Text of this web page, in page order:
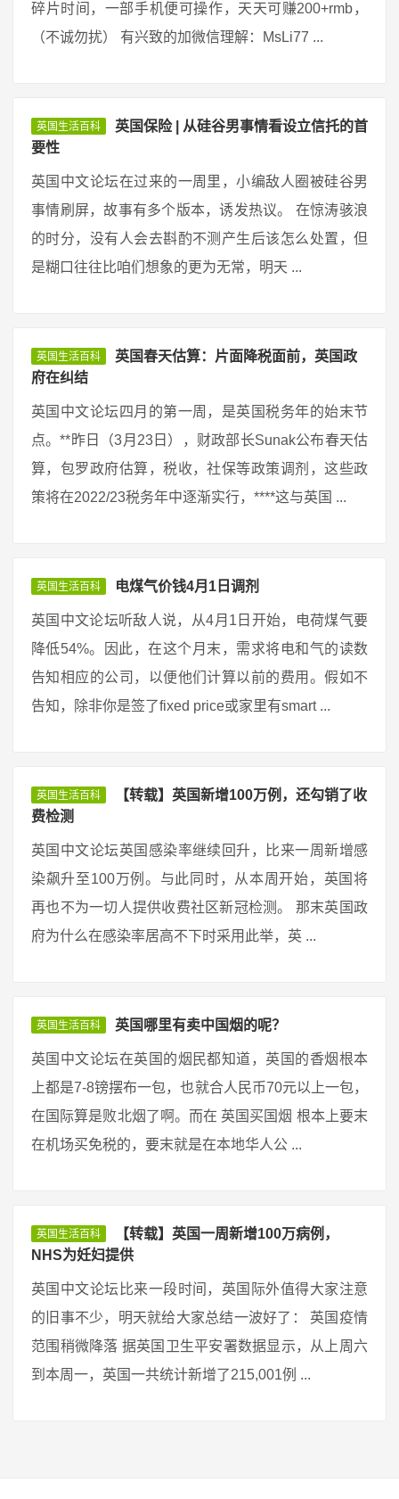
碎片时间，一部手机便可操作，天天可赚200+rmb，
（不诚勿扰） 有兴致的加微信理解：MsLi77 ...
英国生活百科
英国保险 | 从硅谷男事情看设立信托的首
要性
英国中文论坛在过来的一周里，小编敌人圈被硅谷男
事情刷屏，故事有多个版本，诱发热议。 在惊涛骇浪
的时分，没有人会去斟酌不测产生后该怎么处置，但
是糊口往往比咱们想象的更为无常，明天 ...
英国生活百科
英国春天估算：片面降税面前，英国政
府在纠结
英国中文论坛四月的第一周，是英国税务年的始末节
点。**昨日（3月23日），财政部长Sunak公布春天估
算，包罗政府估算，税收，社保等政策调剂，这些政
策将在2022/23税务年中逐渐实行，****这与英国 ...
英国生活百科 电煤气价钱4月1日调剂
英国中文论坛听敌人说，从4月1日开始，电荷煤气要
降低54%。因此，在这个月末，需求将电和气的读数
告知相应的公司，以便他们计算以前的费用。假如不
告知，除非你是签了fixed price或家里有smart ...
英国生活百科
【转载】英国新增100万例，还勾销了收
费检测
英国中文论坛英国感染率继续回升，比来一周新增感
染飙升至100万例。与此同时，从本周开始，英国将
再也不为一切人提供收费社区新冠检测。 那末英国政
府为什么在感染率居高不下时采用此举，英 ...
英国生活百科 英国哪里有卖中国烟的呢？
英国中文论坛在英国的烟民都知道，英国的香烟根本
上都是7-8镑摆布一包，也就合人民币70元以上一包，
在国际算是败北烟了啊。而在 英国买国烟 根本上要末
在机场买免税的，要末就是在本地华人公 ...
英国生活百科
【转载】英国一周新增100万病例，
NHS为妊妇提供
英国中文论坛比来一段时间，英国际外值得大家注意
的旧事不少，明天就给大家总结一波好了： 英国疫情
范围稍微降落 据英国卫生平安署数据显示，从上周六
到本周一，英国一共统计新增了215,001例 ...